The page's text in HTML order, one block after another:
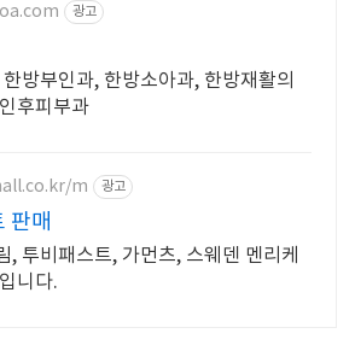
광고
방부인과, 한방소아과, 한방재활의
후피부과
m 광고
판매
, 투비패스트, 가먼츠, 스웨덴 멘리케
니다.